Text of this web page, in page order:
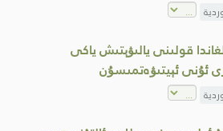
قولىنى يالىۋېتىش ياكى
ئۇنى ئېيتىۋەتمىسۇن